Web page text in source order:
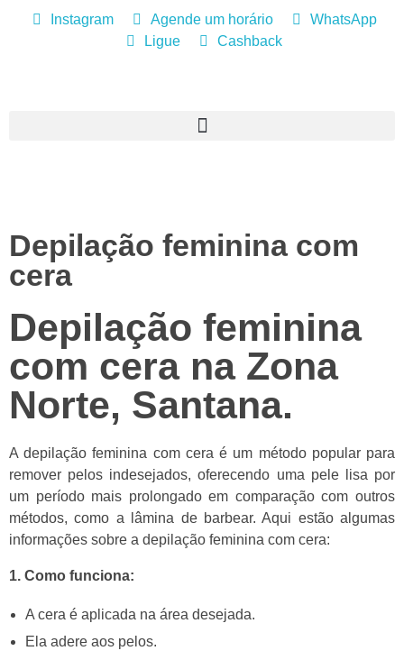
Instagram Agende um horário
WhatsApp
Ligue
Cashback
Depilação feminina com
cera
Depilação feminina
com cera na Zona
Norte, Santana.
A depilação feminina com cera é um método popular para
remover pelos indesejados, oferecendo uma pele lisa por
um período mais prolongado em comparação com outros
métodos, como a lâmina de barbear. Aqui estão algumas
informações sobre a depilação feminina com cera:
1. Como funciona:
A cera é aplicada na área desejada.
Ela adere aos pelos.